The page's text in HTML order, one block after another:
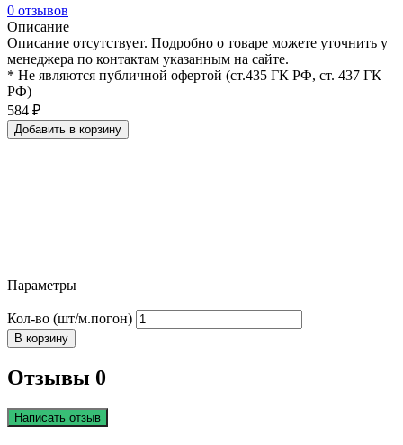
0 отзывов
Описание
Описание отсутствует. Подробно о товаре можете уточнить у
менеджера по контактам указанным на сайте.
* Не являются публичной офертой (ст.435 ГК РФ, cт. 437 ГК
РФ)
584 ₽
Добавить в корзину
Параметры
Кол-во (шт/м.погон)
В корзину
Отзывы 0
Написать отзыв